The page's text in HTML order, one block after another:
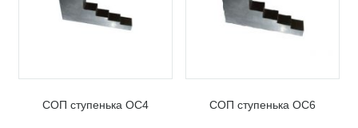
СОП ступенька ОС4 СОП ступенька ОС6